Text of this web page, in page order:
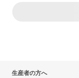
生産者の方へ